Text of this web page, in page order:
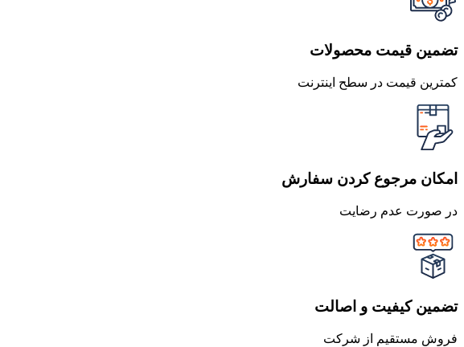
تضمین قیمت محصولات
کمترین قیمت در سطح اینترنت
امکان مرجوع کردن سفارش
در صورت عدم رضایت
تضمین کیفیت و اصالت
فروش مستقیم از شرکت